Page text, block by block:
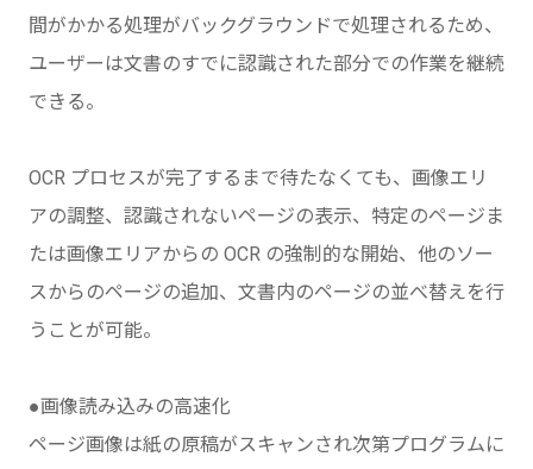
間がかかる処理がバックグラウンドで処理されるため、
ユーザーは文書のすでに認識された部分での作業を継続
できる。
OCR プロセスが完了するまで待たなくても、画像エリ
アの調整、認識されないページの表示、特定のページま
たは画像エリアからの OCR の強制的な開始、他のソー
スからのページの追加、文書内のページの並べ替えを行
うことが可能。
●画像読み込みの高速化
ページ画像は紙の原稿がスキャンされ次第プログラムに